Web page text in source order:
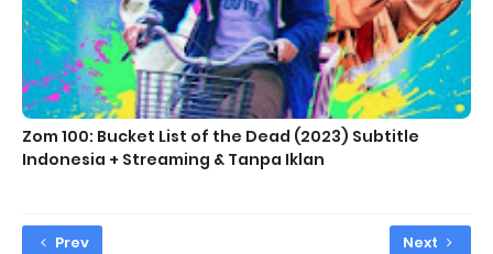
Zom 100: Bucket List of the Dead (2023) Subtitle
Indonesia + Streaming & Tanpa Iklan
Prev Next